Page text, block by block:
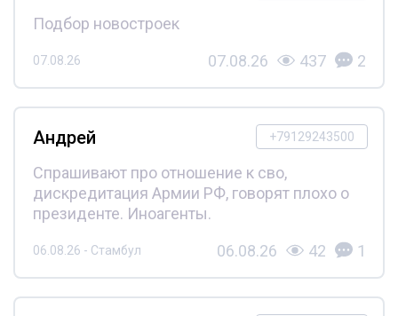
Подбор новостроек
07.08.26 07.08.26 437 2
+79129243500
Андрей
Спрашивают про отношение к сво,
дискредитация Армии РФ, говорят плохо о
президенте. Иноагенты.
06.08.26 - Стамбул 06.08.26 42 1